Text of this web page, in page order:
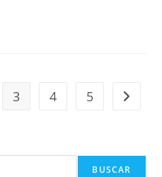
3 4 5 Ir a la
BUSCAR